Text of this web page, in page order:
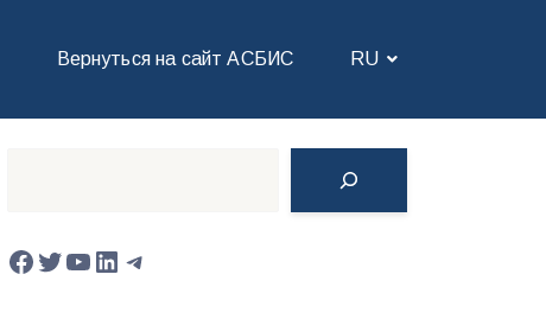
Вернуться на сайт АСБИС RU
Facebook
Twitter
YouTube
LinkedIn
Telegram